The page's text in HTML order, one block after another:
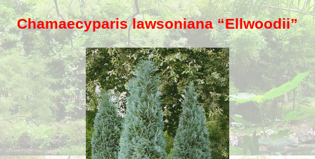
Chamaecyparis lawsoniana “Ellwoodii”